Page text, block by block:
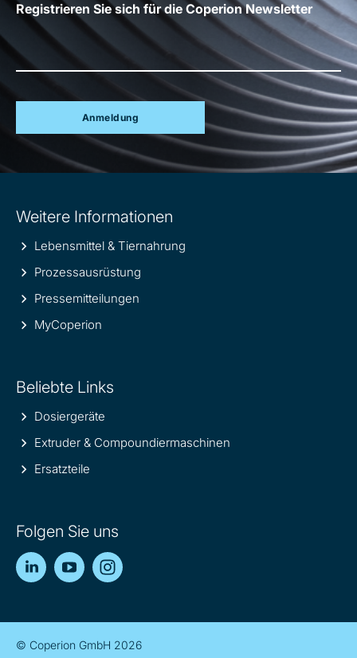
Registrieren Sie sich für die Coperion Newsletter
Anmeldung
information
Weitere Informationen
Lebensmittel & Tiernahrung
Prozessausrüstung
Pressemitteilungen
MyCoperion
Beliebte Links
Dosiergeräte
Extruder & Compoundiermaschinen
Ersatzteile
Folgen Sie uns
LinkedInYouTube
© Coperion GmbH 2026